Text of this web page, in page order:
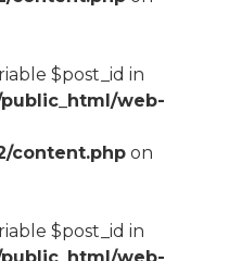
$post_id in
web-
content.phpon
$post_id in